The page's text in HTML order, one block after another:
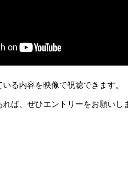
る内容を映像で視聴できます。
ば、ぜひエントリーをお願いし